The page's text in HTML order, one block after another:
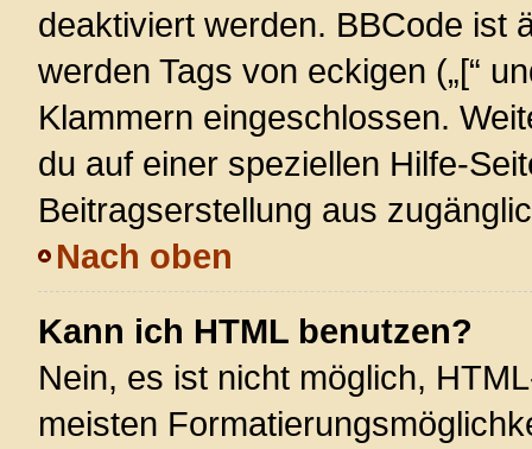
deaktiviert werden. BBCode ist
werden Tags von eckigen („[“
Klammern eingeschlossen.
du auf einer speziellen Hilfe-
Beitragserstellung aus
Nach oben
Kann ich HTML benutzen?
Nein, es ist nicht möglich,
meisten